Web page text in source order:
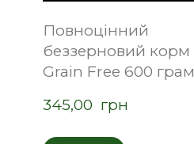
Повноцінний
беззерновий корм
Grain Free 600 грам
345,00  грн